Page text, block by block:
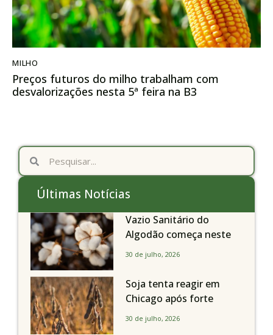
MILHO
Preços futuros do milho trabalham com
desvalorizações nesta 5ª feira na B3
Últimas Notícias
Vazio Sanitário do
Algodão começa neste
sábado, dia 1º de agosto,
Paulo
30 de julho, 2026
Soja tenta reagir em
Chicago após forte
liquidação; portos
30 de julho, 2026